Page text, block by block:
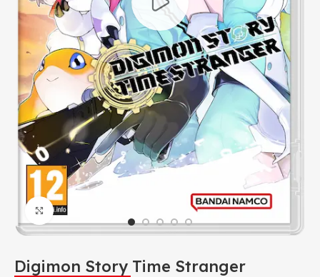
Click to enlarge
Digimon Story Time Stranger